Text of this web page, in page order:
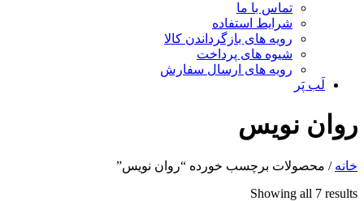
تماس با ما
شرایط استفاده
رویه های بازگرداندن کالا
شیوه های پرداخت
رویه های ارسال سفارش
لَب پَر
روان نویس
خانه / محصولات برچسب خورده “روان نویس”
Showing all 7 results